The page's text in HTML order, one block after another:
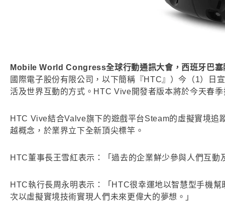
Mobile World Congress全球行動通訊大會，西班牙巴
國際電子股份有限公司，以下簡稱『HTC』）今（1）日
活及世界互動的方式。HTC Vive開發者版本將於今天春
HTC Vive結合Valve旗下的遊戲平台Steam的虛擬實境追
越概念，於業界立下全新頂尖標竿。
HTC董事長王雪紅表示：「過去的企業鮮少參與人們互
HTC執行長周永明表示：「HTC很幸運地以智慧型手機
次以虛擬實境技術實現人們未來更偉大的夢想。」